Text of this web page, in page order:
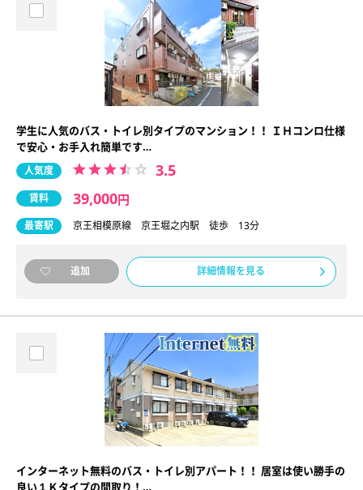
学生に人気のバス・トイレ別タイプのマンション！！ ＩＨコンロ仕様
で安心・お手入れ簡単です…
人気度 3.5
賃料 39,000円
最寄駅 京王相模原線 京王堀之内駅 徒歩 13分
追加 詳細情報を見る
インターネット無料のバス・トイレ別アパート！！ 居室は使い勝手の